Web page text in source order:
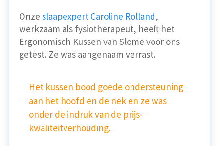
Onze slaapexpert Caroline Rolland,
werkzaam als fysiotherapeut, heeft het
Ergonomisch Kussen van Slome voor ons
getest. Ze was aangenaam verrast.
Het kussen bood goede ondersteuning
aan het hoofd en de nek en ze was
onder de indruk van de prijs-
kwaliteitverhouding.